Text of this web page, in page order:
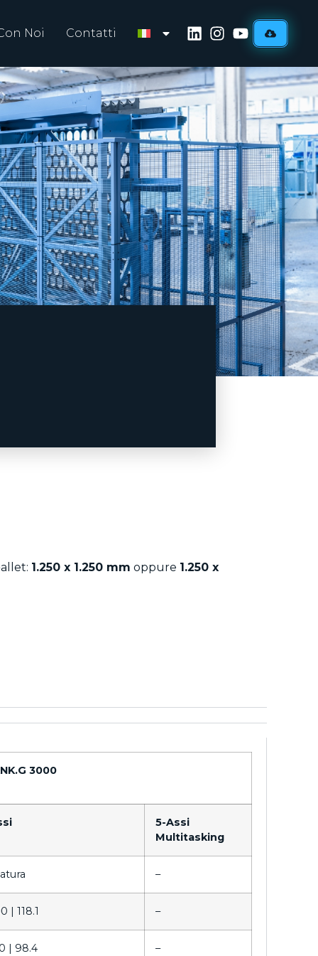
Noi Contatti
1.250 x 1.250 mm oppure 1.250 x
3000
5-Assi
Multitasking
–
| 118.1 –
| 98.4 –